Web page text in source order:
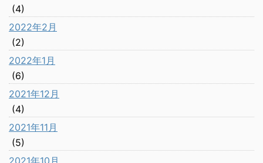
(4)
2022年2月
(2)
2022年1月
(6)
2021年12月
(4)
2021年11月
(5)
2021年10月